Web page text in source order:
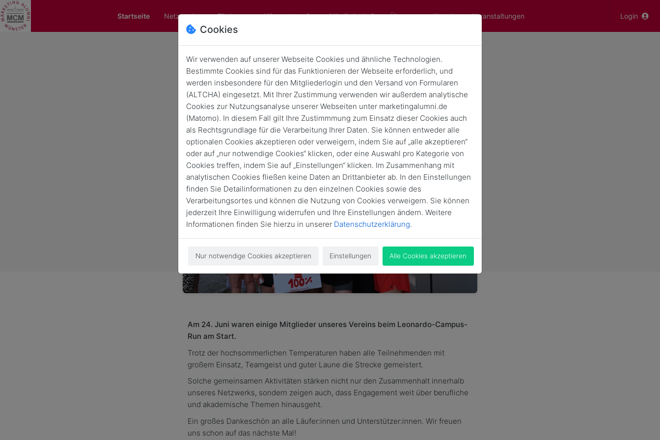
Startseite Netzwerken Förderung Wissenstransfer Mitgliedschaft Über uns Kontakt Veranstaltungen Login
Rückblick: 3. AlumnRun
Zurück 1. Juli 2026
Am 24. Juni waren einige Mitglieder unseres Vereins beim Leonardo-Campus-
Run am Start.
Trotz der hochsommerlichen Temperaturen haben alle Teilnehmenden mit
großem Einsatz, Teamgeist und guter Laune die Strecke gemeistert.
Solche gemeinsamen Aktivitäten stärken nicht nur den Zusammenhalt innerhalb
unseres Netzwerks, sondern zeigen auch, dass Engagement weit über berufliche
und akademische Themen hinausgeht.
Ein großes Dankeschön an alle Läufer:innen und Unterstützer:innen. Wir freuen
uns schon auf das nächste Mal!
Cookies
Wir verwenden auf unserer Webseite Cookies und ähnliche Technologien.
Bestimmte Cookies sind für das Funktionieren der Webseite erforderlich, und
werden insbesondere für den Mitgliederlogin und den Versand von Formularen
(ALTCHA) eingesetzt. Mit Ihrer Zustimmung verwenden wir außerdem analytische
Cookies zur Nutzungsanalyse unserer Webseiten unter marketingalumni.de
(Matomo). In diesem Fall gilt Ihre Zustimmmung zum Einsatz dieser Cookies auch
als Rechtsgrundlage für die Verarbeitung Ihrer Daten. Sie können entweder alle
optionalen Cookies akzeptieren oder verweigern, indem Sie auf „alle akzeptieren“
oder auf „nur notwendige Cookies“ klicken, oder eine Auswahl pro Kategorie von
Cookies treffen, indem Sie auf „Einstellungen“ klicken. Im Zusammenhang mit
analytischen Cookies fließen keine Daten an Drittanbieter ab. In den Einstellungen
finden Sie Detailinformationen zu den einzelnen Cookies sowie des
Verarbeitungsortes und können die Nutzung von Cookies verweigern. Sie können
jederzeit Ihre Einwilligung widerrufen und Ihre Einstellungen ändern. Weitere
Informationen finden Sie hierzu in unserer Datenschutzerklärung.
Nur notwendige Cookies akzeptieren Einstellungen Alle Cookies akzeptieren